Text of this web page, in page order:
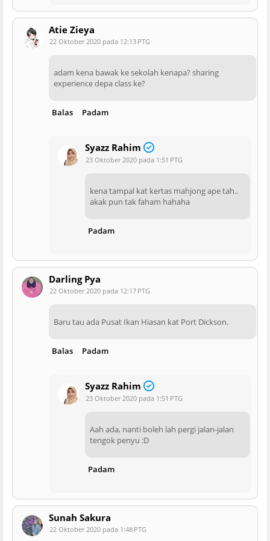
Atie Zieya
22 Oktober 2020 pada 12:13 PTG
adam kena bawak ke sekolah kenapa? sharing
experience depa class ke?
Balas Padam
Syazz Rahim
23 Oktober 2020 pada 1:51 PTG
kena tampal kat kertas mahjong ape tah..
akak pun tak faham hahaha
Padam
Darling Pya
22 Oktober 2020 pada 12:17 PTG
Baru tau ada Pusat Ikan Hiasan kat Port Dickson.
Balas Padam
Syazz Rahim
23 Oktober 2020 pada 1:51 PTG
Aah ada, nanti boleh lah pergi jalan-jalan
tengok penyu :D
Padam
Sunah Sakura
22 Oktober 2020 pada 1:48 PTG